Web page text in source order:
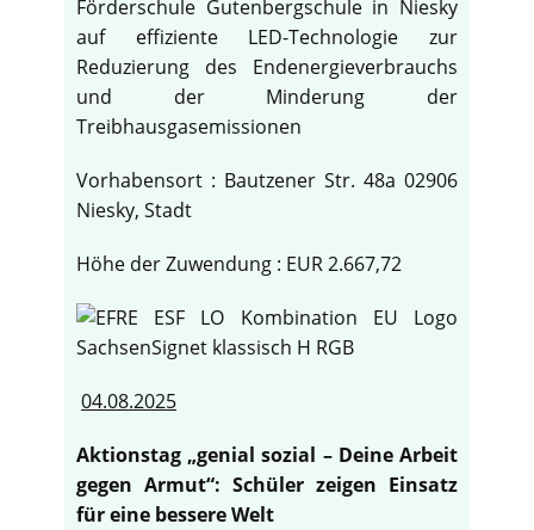
Förderschule Gutenbergschule in Niesky
auf effiziente LED-Technologie zur
Reduzierung des Endenergieverbrauchs
und der Minderung der
Treibhausgasemissionen
Vorhabensort : Bautzener Str. 48a 02906
Niesky, Stadt
Höhe der Zuwendung : EUR 2.667,72
04.08.2025
Aktionstag „genial sozial – Deine Arbeit
gegen Armut“: Schüler zeigen Einsatz
für eine bessere Welt